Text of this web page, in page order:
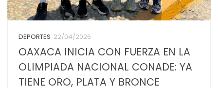
DEPORTES 22/04/2026
OAXACA INICIA CON FUERZA EN LA
OLIMPIADA NACIONAL CONADE: YA
TIENE ORO, PLATA Y BRONCE